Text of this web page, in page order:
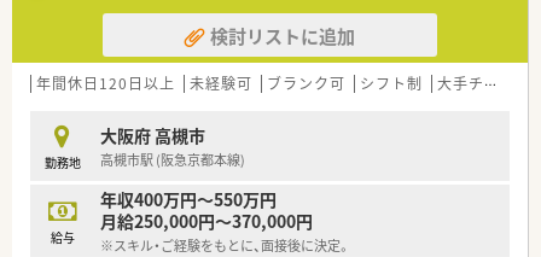
【職場環境と雰囲気】
■40代から60代のスタッフが中心となって活躍しており、落ち
着いた大人の雰囲気がある職場です。
があればすぐに相談できる体制です。
■最先端の調剤システムや患者情報管理システムを導入し、業務
効率化と安全性を高めています。
検討リストに追加
年間休日120日以上 未経験可 ブランク可 シフト制 大手チェーン以外
勤務地
大阪府 高槻市
高槻市駅 (阪急京都本線)
給与
年収400万円～550万円
月給250,000円～370,000円
※スキル・ご経験をもとに、面接後に決定。